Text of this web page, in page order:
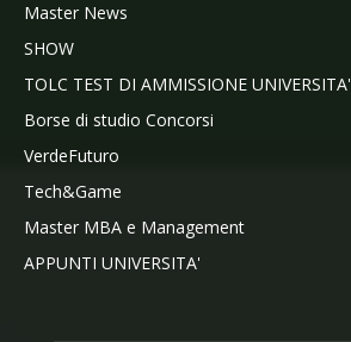
Master News
SHOW
TOLC TEST DI AMMISSIONE UNIVERSITA'
Borse di studio Concorsi
VerdeFuturo
Tech&Game
Master MBA e Management
APPUNTI UNIVERSITA'